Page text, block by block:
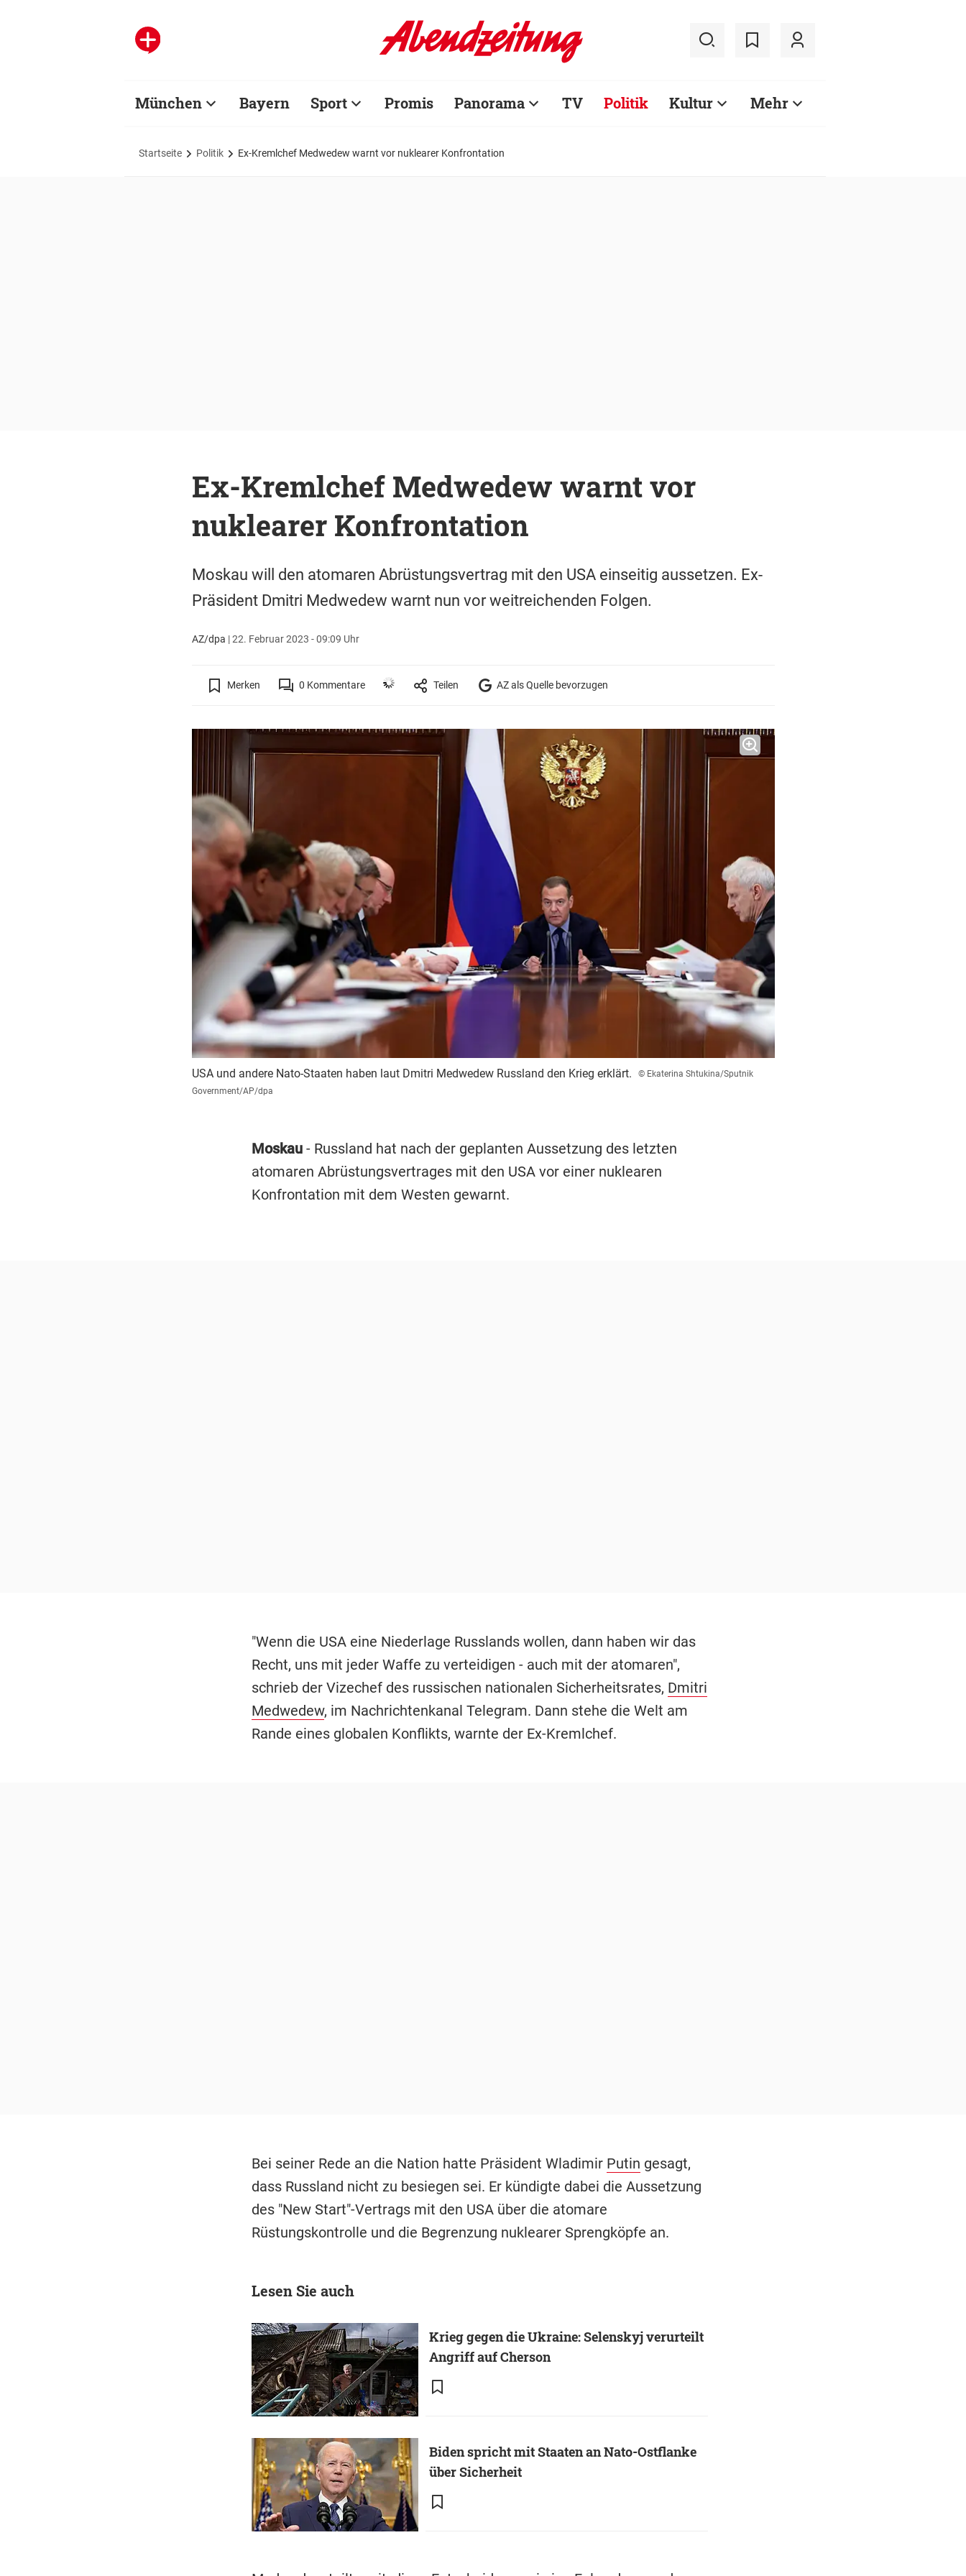
München Bayern Sport Promis Panorama TV Politik Kultur Mehr
Startseite Politik Ex-Kremlchef Medwedew warnt vor nuklearer Konfrontation
Ex-Kremlchef Medwedew warnt vor
nuklearer Konfrontation
Moskau will den atomaren Abrüstungsvertrag mit den USA einseitig aussetzen. Ex-
Präsident Dmitri Medwedew warnt nun vor weitreichenden Folgen.
AZ/dpa |22. Februar 2023 - 09:09 Uhr
Merken 0 Kommentare Teilen AZ als Quelle bevorzugen
USA und andere Nato-Staaten haben laut Dmitri Medwedew Russland den Krieg erklärt.
© Ekaterina Shtukina/Sputnik
Government/AP/dpa
Moskau- Russland hat nach der geplanten Aussetzung des letzten
atomaren Abrüstungsvertrages mit den USA vor einer nuklearen
Konfrontation mit dem Westen gewarnt.
"Wenn die USA eine Niederlage Russlands wollen, dann haben wir das
Recht, uns mit jeder Waffe zu verteidigen - auch mit der atomaren",
schrieb der Vizechef des russischen nationalen Sicherheitsrates, Dmitri
Medwedew, im Nachrichtenkanal Telegram. Dann stehe die Welt am
Rande eines globalen Konflikts, warnte der Ex-Kremlchef.
Bei seiner Rede an die Nation hatte Präsident Wladimir Putin gesagt,
dass Russland nicht zu besiegen sei. Er kündigte dabei die Aussetzung
des "New Start"-Vertrags mit den USA über die atomare
Rüstungskontrolle und die Begrenzung nuklearer Sprengköpfe an.
Lesen Sie auch
Krieg gegen die Ukraine: Selenskyj verurteilt
Angriff auf Cherson
Biden spricht mit Staaten an Nato-Ostflanke
über Sicherheit